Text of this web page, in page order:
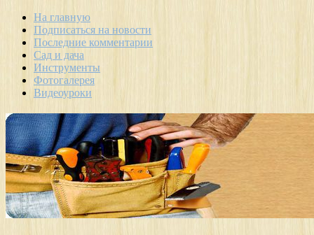
На главную
Подписаться на новости
Последние комментарии
Сад и дача
Инструменты
Фотогалерея
Видеоуроки